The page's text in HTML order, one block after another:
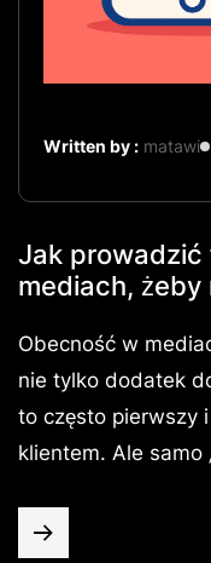
Written by : matawi
Jak prowadzić
mediach, żeby
Obecność w
nie tylko dodatek
to często pierwszy
klientem. Ale samo